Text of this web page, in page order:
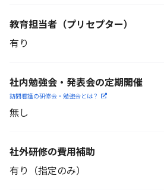
教育担当者 （プリセプター）
有り
社内勉強会・発表会の定期開催
訪問看護の研修会・勉強会とは？
無し
社外研修の費用補助
有り（指定のみ）